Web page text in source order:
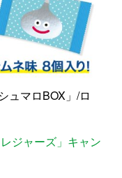
ュマロBOX」/ロ
ジャーズ」キャン